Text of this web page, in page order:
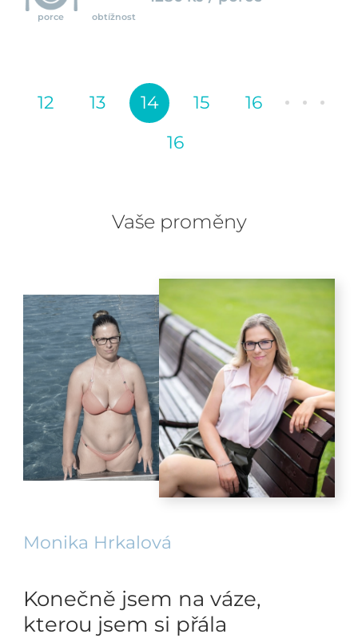
porce obtížnost
12 13 14 15
16
16
Vaše proměny
Monika Hrkalová
Konečně jsem na váze,
kterou jsem si přála